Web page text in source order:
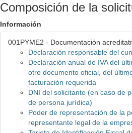
Composición de la
Información
001PYME2 - Documentación
Declaración responsable del
Declaración anual de IVA del
otro documento oficial, del
facturación requerida
DNI del solicitante (en caso de
de persona jurídica)
Poder de representación de la
representante legal de la